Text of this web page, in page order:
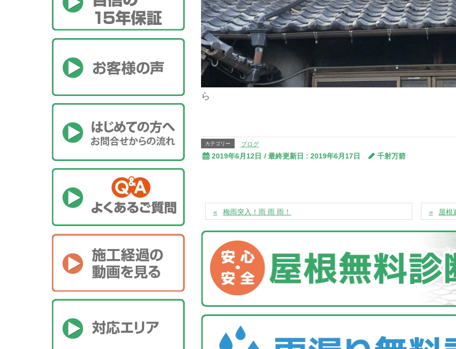
ら
カテゴリー ブログ
2019年6月12日 / 最終更新日 : 2019年6月17日 千射万箭
梅雨突入！雨 雨 雨！ 屋根